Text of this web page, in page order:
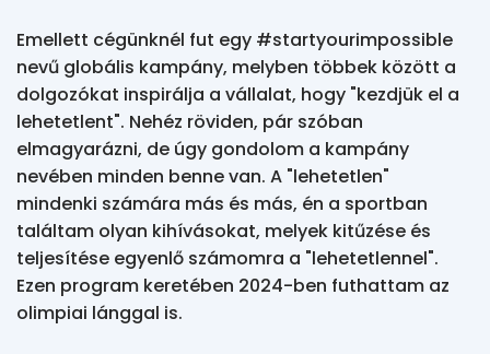
Emellett cégünknél fut egy #startyourimpossible
nevű globális kampány, melyben többek között a
dolgozókat inspirálja a vállalat, hogy "kezdjük el a
lehetetlent". Nehéz röviden, pár szóban
elmagyarázni, de úgy gondolom a kampány
nevében minden benne van. A "lehetetlen"
mindenki számára más és más, én a sportban
találtam olyan kihívásokat, melyek kitűzése és
teljesítése egyenlő számomra a "lehetetlennel".
Ezen program keretében 2024-ben futhattam az
olimpiai lánggal is.